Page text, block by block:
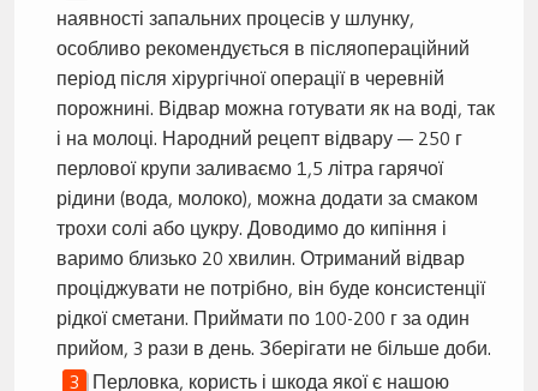
наявності запальних процесів у шлунку,
особливо рекомендується в післяопераційний
період після хірургічної операції в черевній
порожнині. Відвар можна готувати як на воді, так
і на молоці. Народний рецепт відвару — 250 г
перлової крупи заливаємо 1,5 літра гарячої
рідини (вода, молоко), можна додати за смаком
трохи солі або цукру. Доводимо до кипіння і
варимо близько 20 хвилин. Отриманий відвар
проціджувати не потрібно, він буде консистенції
рідкої сметани. Приймати по 100-200 г за один
прийом, 3 рази в день. Зберігати не більше доби.
Перловка, користь і шкода якої є нашою